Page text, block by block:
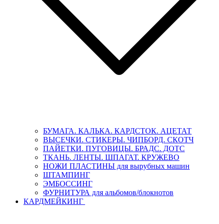
БУМАГА. КАЛЬКА. КАРДСТОК. АЦЕТАТ
ВЫСЕЧКИ. СТИКЕРЫ. ЧИПБОРД. СКОТЧ
ПАЙЕТКИ. ПУГОВИЦЫ. БРАДС. ДОТС
ТКАНЬ. ЛЕНТЫ. ШПАГАТ. КРУЖЕВО
НОЖИ ПЛАСТИНЫ для вырубных машин
ШТАМПИНГ
ЭМБОССИНГ
ФУРНИТУРА для альбомов/блокнотов
КАРДМЕЙКИНГ